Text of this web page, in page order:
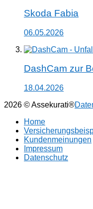
Skoda Fabia
06.05.2026
DashCam zur
18.04.2026
2026 © Assekurati®
Home
Kundenmeinungen
Impressum
Datenschutz